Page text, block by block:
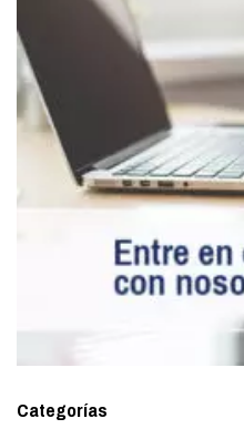
Categorías